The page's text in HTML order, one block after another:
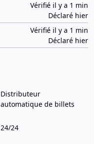
Vérifié il y a 1 min
Déclaré hier
Vérifié il y a 1 min
Déclaré hier
Distributeur
automatique de billets
24/24